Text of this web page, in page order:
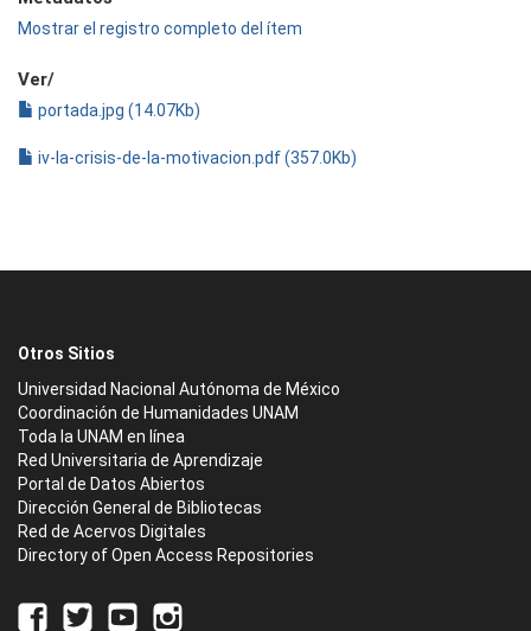
Mostrar el registro completo del ítem
Ver/
portada.jpg (14.07Kb)
iv-la-crisis-de-la-motivacion.pdf (357.0Kb)
Otros Sitios
Universidad Nacional Autónoma de México
Coordinación de Humanidades UNAM
Toda la UNAM en línea
Red Universitaria de Aprendizaje
Portal de Datos Abiertos
Dirección General de Bibliotecas
Red de Acervos Digitales
Directory of Open Access Repositories